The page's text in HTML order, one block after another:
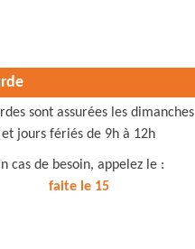
sont assurées les dimanches
et jours fériés de 9h à 12h
cas de besoin, appelez le :
faite le 15